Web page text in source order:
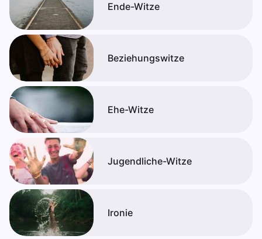
Ende-Witze
Beziehungswitze
Ehe-Witze
Jugendliche-Witze
Ironie